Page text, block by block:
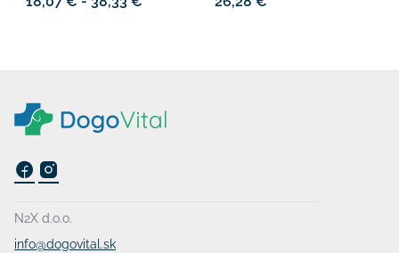
N2X d.o.o.
info@dogovital.sk